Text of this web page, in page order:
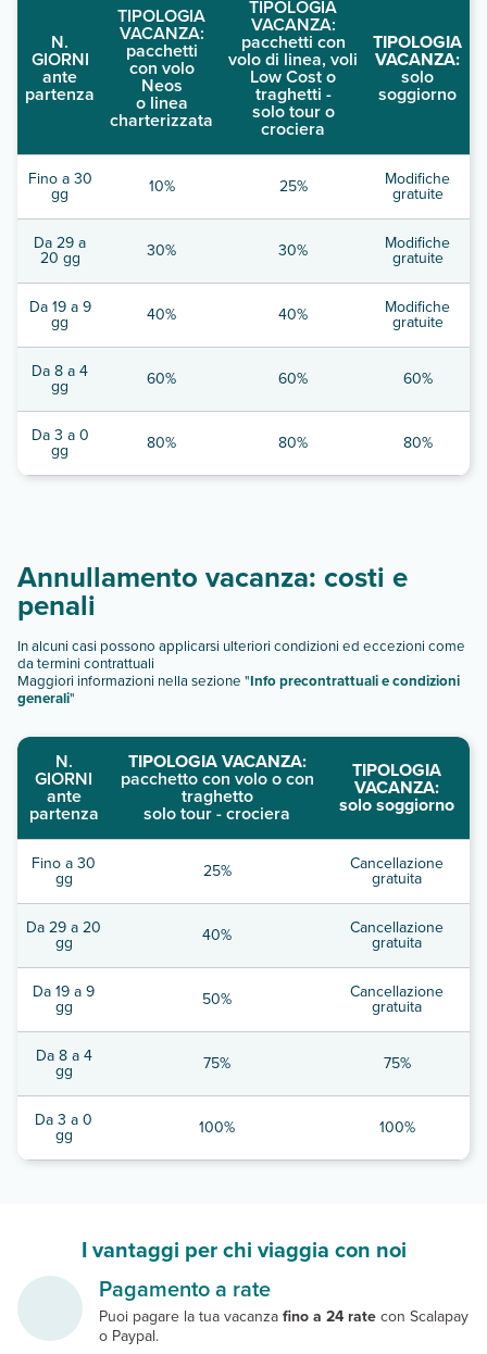
N.
GIORNI
ante
partenza
TIPOLOGIA
VACANZA:
pacchetti
con volo
Neos
o linea
charterizzata
TIPOLOGIA
VACANZA:
pacchetti con
volo di linea, voli
Low Cost o
traghetti -
solo tour o
crociera
TIPOLOGIA
VACANZA:
solo
soggiorno
Fino a 30
gg 10% 25% Modifiche
gratuite
Da 29 a
20 gg 30% 30% Modifiche
gratuite
Da 19 a 9
gg 40% 40% Modifiche
gratuite
Da 8 a 4
gg 60% 60% 60%
Da 3 a 0
gg 80% 80% 80%
Annullamento vacanza: costi e
penali
In alcuni casi possono applicarsi ulteriori condizioni ed eccezioni come
da termini contrattuali
Maggiori informazioni nella sezione "Info precontrattuali e condizioni
generali"
N.
GIORNI
ante
partenza
TIPOLOGIA VACANZA:
pacchetto con volo o con
traghetto
solo tour - crociera
TIPOLOGIA
VACANZA:
solo soggiorno
Fino a 30
gg 25% Cancellazione
gratuita
Da 29 a 20
gg 40% Cancellazione
gratuita
Da 19 a 9
gg 50% Cancellazione
gratuita
Da 8 a 4
gg 75% 75%
Da 3 a 0
gg 100% 100%
I vantaggi per chi viaggia con noi
Pagamento a rate
Puoi pagare la tua vacanzafino a 24 ratecon Scalapay
o Paypal.